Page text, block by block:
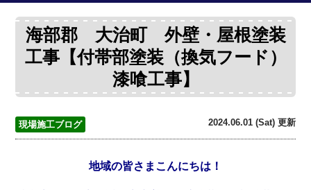
海部郡 大治町 外壁・屋根塗装
工事【付帯部塗装（換気フード）
漆喰工事】
現場施工ブログ 2024.06.01 (Sat) 更新
地域の皆さまこんにちは！